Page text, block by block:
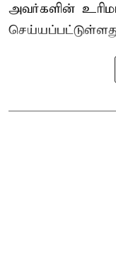
அவர்களின்